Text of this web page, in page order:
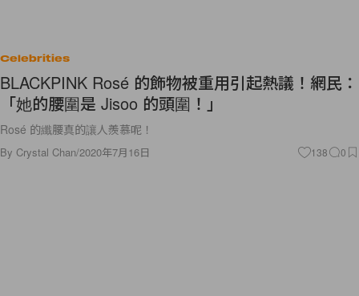
Celebrities
BLACKPINK Rosé 的飾物被重用引起熱議！網民：
「她的腰圍是 Jisoo 的頭圍！」
Rosé 的纖腰真的讓人羨慕呢！
By Crystal Chan/2020年7月16日 138 0